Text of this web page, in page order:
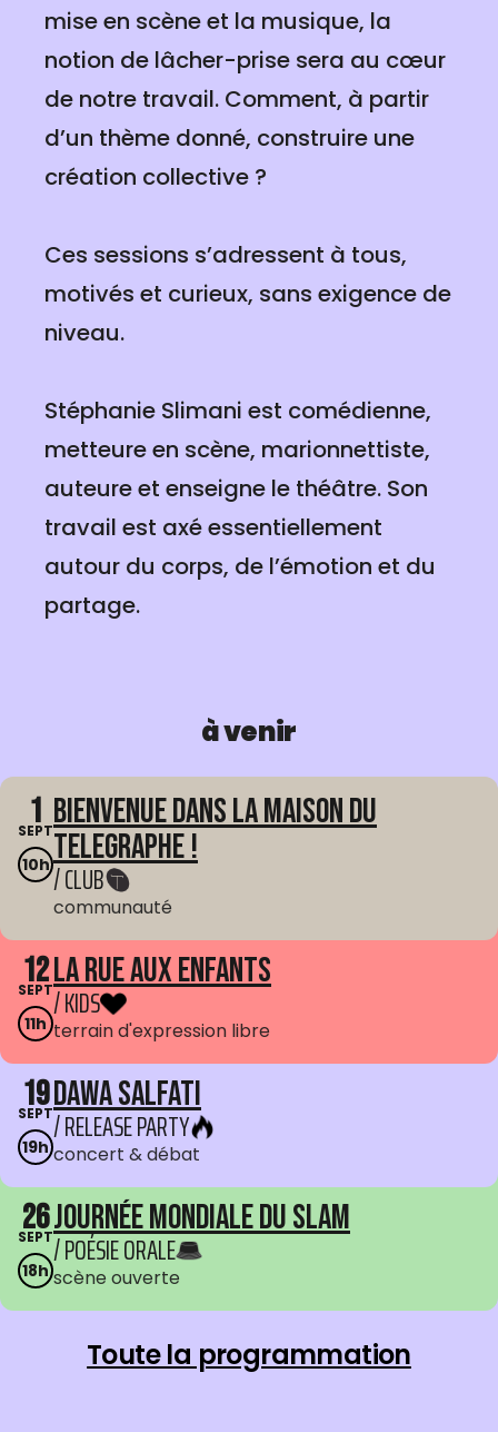
mise en scène et la musique, la
notion de lâcher-prise sera au cœur
de notre travail. Comment, à partir
d’un thème donné, construire une
création collective ?
Ces sessions s’adressent à tous,
motivés et curieux, sans exigence de
niveau.
Stéphanie Slimani est comédienne,
metteure en scène, marionnettiste,
auteure et enseigne le théâtre. Son
travail est axé essentiellement
autour du corps, de l’émotion et du
partage.
à venir
1
SEPT
10h
Bienvenue dans La Maison du
Telegraphe !
/ CLUB
communauté
12
SEPT
11h
La Rue aux enfants
/ KIDS
terrain d'expression libre
19
SEPT
19h
Dawa Salfati
/ RELEASE PARTY
concert & débat
26
SEPT
18h
Journée mondiale du Slam
/ POÉSIE ORALE
scène ouverte
Toute la programmation